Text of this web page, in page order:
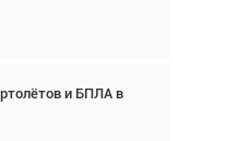
и БПЛА в
Подходите к